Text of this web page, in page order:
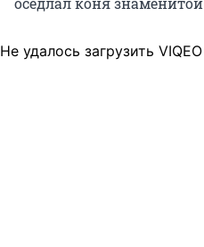
Не удалось загрузить VIQEO